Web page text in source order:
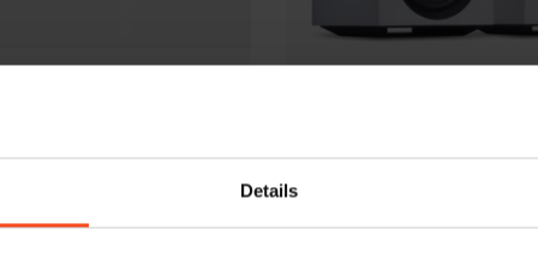
Details
L/R S Cambridge L/R X